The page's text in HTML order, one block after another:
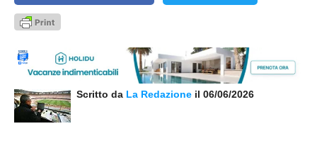
Scritto da La Redazione il 06/06/2026